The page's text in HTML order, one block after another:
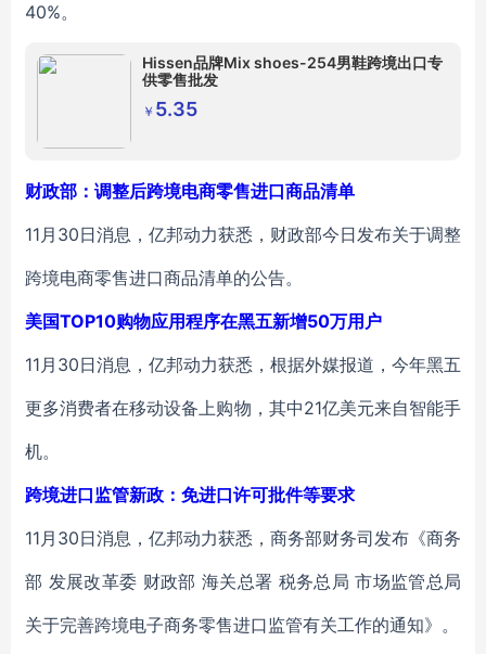
40%。
Hissen品牌Mix shoes-254男鞋跨境出口专
供零售批发
￥ 5.35
财政部：调整后跨境电商零售进口商品清单
11月30日消息，亿邦动力获悉，财政部今日发布关于调整
跨境电商零售进口商品清单的公告。
美国TOP10购物应用程序在黑五新增50万用户
11月30日消息，亿邦动力获悉，根据外媒报道，今年黑五
更多消费者在移动设备上购物，其中21亿美元来自智能手
机。
跨境进口监管新政：免进口许可批件等要求
11月30日消息，亿邦动力获悉，商务部财务司发布《商务
部 发展改革委 财政部 海关总署 税务总局 市场监管总局
关于完善跨境电子商务零售进口监管有关工作的通知》。